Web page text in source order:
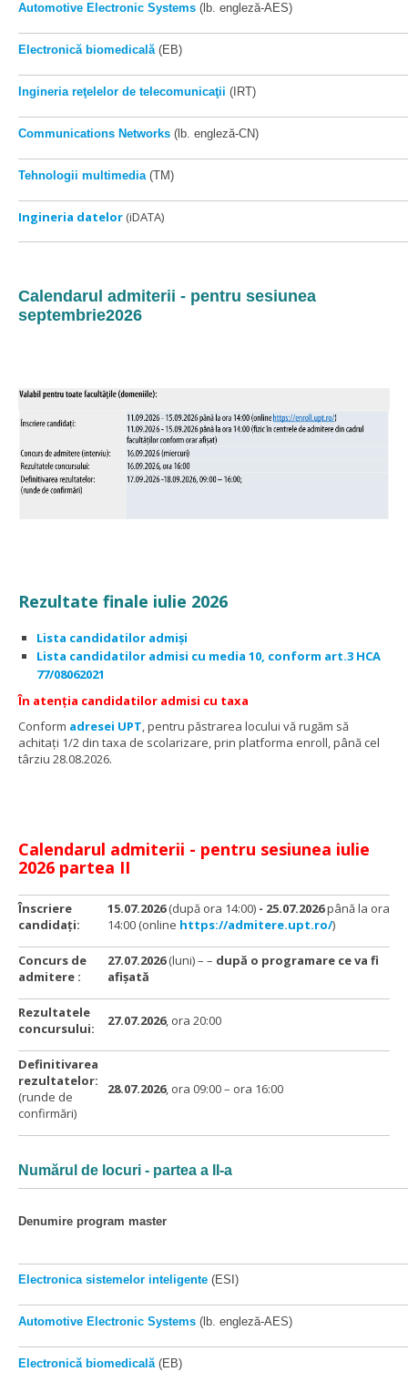
Automotive Electronic Systems (lb. engleză-AES)
Electronică biomedicală(EB)
Ingineria reţelelor de telecomunicaţii (IRT)
Communications Networks (lb. engleză-CN)
Tehnologii multimedia(TM)
Ingineria datelor (iDATA)
Calendarul admiterii - pentru sesiunea
septembrie2026
Rezultate finale iulie 2026
Lista candidatilor admiși
Lista candidatilor admisi cu media 10, conform art.3 HCA
77/08062021
În atenția candidatilor admisi cu taxa
Conform adresei UPT, pentru păstrarea locului vă rugăm să
achitați 1/2 din taxa de scolarizare, prin platforma enroll, până cel
târziu 28.08.2026.
Calendarul admiterii - pentru sesiunea iulie
2026 partea II
Înscriere
candidaţi:
15.07.2026(după ora 14:00) - 25.07.2026până la ora
14:00 (online https://admitere.upt.ro/)
Concurs de
admitere :
27.07.2026(luni) – – după o programare ce va fi
afișată
Rezultatele
concursului:
27.07.2026, ora 20:00
Definitivarea
rezultatelor:
(runde de
confirmări)
28.07.2026, ora 09:00 – ora 16:00
Numărul de locuri - partea a II-a
Denumire program master
Electronica sistemelor inteligente (ESI)
Automotive Electronic Systems (lb. engleză-AES)
Electronică biomedicală(EB)